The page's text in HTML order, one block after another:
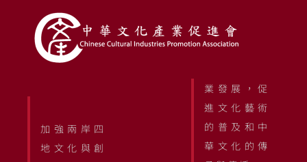
加強兩岸四
地文化與創
業發展，促
進文化藝術
的普及和中
華文化的傳